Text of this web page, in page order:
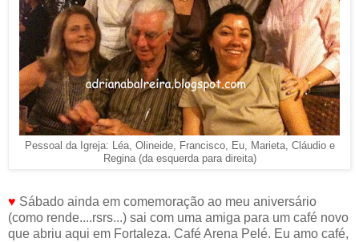
Pessoal da Igreja: Léa, Olineide, Francisco, Eu, Marieta, Cláudio e
Regina (da esquerda para direita)
♥ Sábado ainda em comemoração ao meu aniversário
(como rende....rsrs...) sai com uma amiga para um café novo
que abriu aqui em Fortaleza. Café Arena Pelé. Eu amo café,